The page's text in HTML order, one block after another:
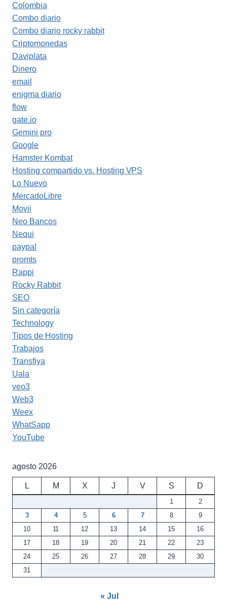
Colombia
Combo diario
Combo diario rocky rabbit
Criptomonedas
Daviplata
Dinero
email
enigma diario
flow
gate.io
Gemini pro
Google
Hamster Kombat
Hosting compartido vs. Hosting VPS
Lo Nuevo
MercadoLibre
Movii
Neo Bancos
Nequi
paypal
promts
Rappi
Rocky Rabbit
SEO
Sin categoría
Technology
Tipos de Hosting
Trabajos
Transfiya
Uala
veo3
Web3
Weex
WhatSapp
YouTube
agosto 2026
L M X J V S D
1
2
3
4 5 6 7 8
9
10
11 12 13 14 15
16
17
18 19 20 21 22
23
24
25 26 27 28 29
30
31
« Jul